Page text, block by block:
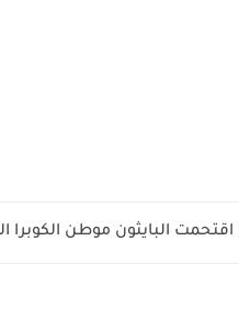
البايثون موطن الكوبرا